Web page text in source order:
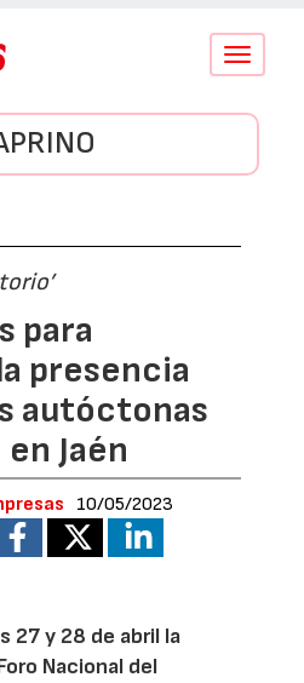
Conmutar
para
presencia
autóctonas
Jaén
10/05/2023
27 y 28 de abril la
Nacional del